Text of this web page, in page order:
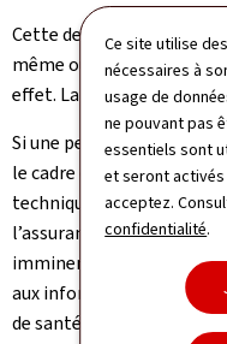
Ce site utilise
nécessaires à
usage de
ne pouvant pas
essentiels sont
et seront
acceptez.
confidentialité.
Cette demande peut
même ou par un
effet. La signature du
Si une personne n’a
le cadre de l’assurance
technique est requise de
l’assurance maladie,
imminent après une
aux informations mises à
de santé (CNS) sur le site